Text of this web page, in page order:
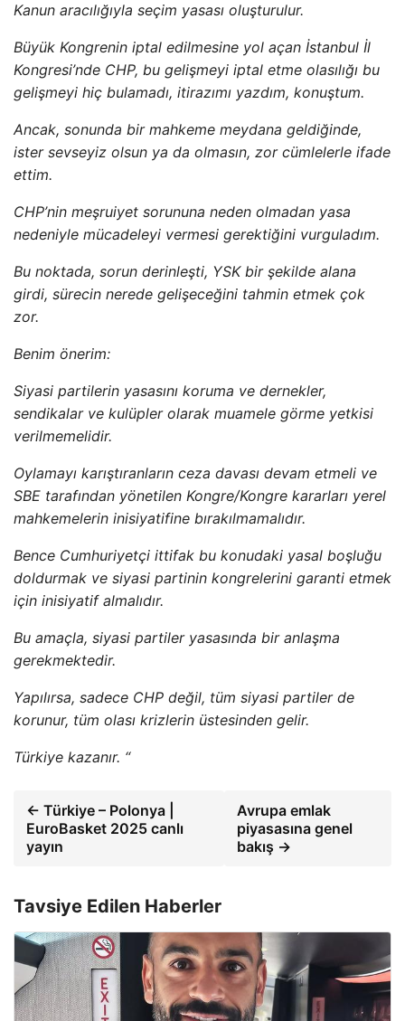
Kanun aracılığıyla seçim yasası oluşturulur.
Büyük Kongrenin iptal edilmesine yol açan İstanbul İl
Kongresi’nde CHP, bu gelişmeyi iptal etme olasılığı bu
gelişmeyi hiç bulamadı, itirazımı yazdım, konuştum.
Ancak, sonunda bir mahkeme meydana geldiğinde,
ister sevseyiz olsun ya da olmasın, zor cümlelerle ifade
ettim.
CHP’nin meşruiyet sorununa neden olmadan yasa
nedeniyle mücadeleyi vermesi gerektiğini vurguladım.
Bu noktada, sorun derinleşti, YSK bir şekilde alana
girdi, sürecin nerede gelişeceğini tahmin etmek çok
zor.
Benim önerim:
Siyasi partilerin yasasını koruma ve dernekler,
sendikalar ve kulüpler olarak muamele görme yetkisi
verilmemelidir.
Oylamayı karıştıranların ceza davası devam etmeli ve
SBE tarafından yönetilen Kongre/Kongre kararları yerel
mahkemelerin inisiyatifine bırakılmamalıdır.
Bence Cumhuriyetçi ittifak bu konudaki yasal boşluğu
doldurmak ve siyasi partinin kongrelerini garanti etmek
için inisiyatif almalıdır.
Bu amaçla, siyasi partiler yasasında bir anlaşma
gerekmektedir.
Yapılırsa, sadece CHP değil, tüm siyasi partiler de
korunur, tüm olası krizlerin üstesinden gelir.
Türkiye kazanır. “
← Türkiye – Polonya |
EuroBasket 2025 canlı
yayın
Avrupa emlak
piyasasına genel
bakış →
Tavsiye Edilen Haberler